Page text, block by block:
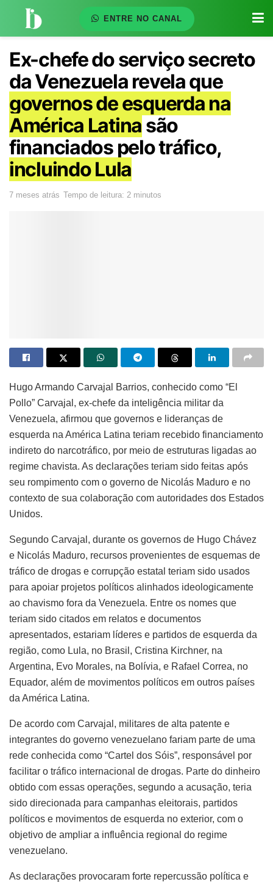
ENTRE NO CANAL
Ex-chefe do serviço secreto
da Venezuela revela que
governos de esquerda na
América Latina são
financiados pelo tráfico,
incluindo Lula
7 meses atrás Tempo de leitura: 2 minutos
Hugo Armando Carvajal Barrios, conhecido como “El
Pollo” Carvajal, ex-chefe da inteligência militar da
Venezuela, afirmou que governos e lideranças de
esquerda na América Latina teriam recebido financiamento
indireto do narcotráfico, por meio de estruturas ligadas ao
regime chavista. As declarações teriam sido feitas após
seu rompimento com o governo de Nicolás Maduro e no
contexto de sua colaboração com autoridades dos Estados
Unidos.
Segundo Carvajal, durante os governos de Hugo Chávez
e Nicolás Maduro, recursos provenientes de esquemas de
tráfico de drogas e corrupção estatal teriam sido usados
para apoiar projetos políticos alinhados ideologicamente
ao chavismo fora da Venezuela. Entre os nomes que
teriam sido citados em relatos e documentos
apresentados, estariam líderes e partidos de esquerda da
região, como Lula, no Brasil, Cristina Kirchner, na
Argentina, Evo Morales, na Bolívia, e Rafael Correa, no
Equador, além de movimentos políticos em outros países
da América Latina.
De acordo com Carvajal, militares de alta patente e
integrantes do governo venezuelano fariam parte de uma
rede conhecida como “Cartel dos Sóis”, responsável por
facilitar o tráfico internacional de drogas. Parte do dinheiro
obtido com essas operações, segundo a acusação, teria
sido direcionada para campanhas eleitorais, partidos
políticos e movimentos de esquerda no exterior, com o
objetivo de ampliar a influência regional do regime
venezuelano.
As declarações provocaram forte repercussão política e